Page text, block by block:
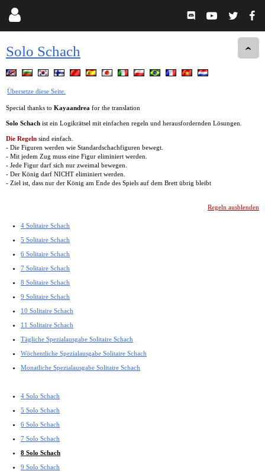
Solo Schach
Übersetze diese Seite.
Special thanks to Kayaandrea for the translation
Solo Schach ist ein Logikrätsel mit einfachen regeln und herausfordernden Lösungen.
Die Regeln sind einfach.
- Die Figuren werden wie Standardschachfiguren bewegt.
- Mit jedem Zug muss eine Figur eliminiert werden.
- Jede Figur darf sich nur zweimal bewegen.
- Der König darf NICHT eliminiert werden.
- Ziel ist, dass nur der König am Ende des Spiels auf dem Brett übrig bleibt
Regeln ausblenden
4 Solitaire Schach
5 Solitaire Schach
6 Solitaire Schach
7 Solitaire Schach
8 Solitaire Schach
9 Solitaire Schach
10 Solitaire Schach
11 Solitaire Schach
Tägliche Spezialausgabe Solitaire Schach
Wöchentliche Spezialausgabe Solitaire Schach
Monatliche Spezialausgabe Solitaire Schach
4 Solo Schach
5 Solo Schach
6 Solo Schach
7 Solo Schach
8 Solo Schach
9 Solo Schach